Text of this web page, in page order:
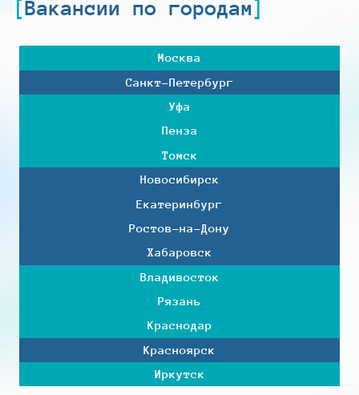
Вакансии по городам
Москва
Санкт-Петербург
Уфа
Пенза
Томск
Новосибирск
Екатеринбург
Ростов-на-Дону
Хабаровск
Владивосток
Рязань
Краснодар
Красноярск
Иркутск